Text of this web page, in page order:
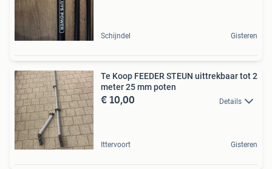
Schijndel Gisteren
Te Koop FEEDER STEUN uittrekbaar tot 2
meter 25 mm poten
€ 10,00 Details
Ittervoort Gisteren